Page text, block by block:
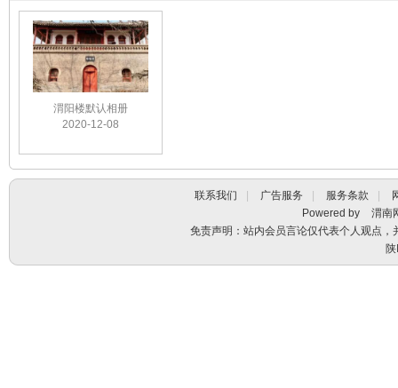
渭阳楼默认相册
2020-12-08
联系我们 广告服务 服务条款
Powered by
渭南
免责声明：站内会员言论仅代表个人观点